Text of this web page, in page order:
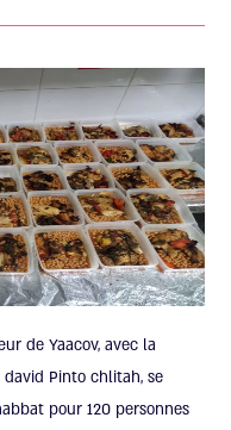
de Yaacov, avec la
Pinto chlitah, se
pour 120 personnes